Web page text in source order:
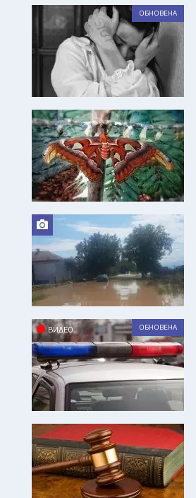
ОБНОВЕНА
ВИДЕО ОБНОВЕНА